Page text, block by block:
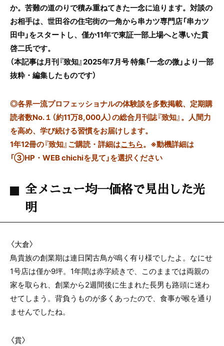
か。苦難の道のりで積み重ねてきた一念に迫ります。対談の
お相手は、世田谷の住宅街の一角から串カツ専門店「串カツ
田中」をスタートし、僅か11年で東証一部上場へと導いた貫
啓二氏です。
（本記事は月刊『致知』2025年7月号 特集「一念の微」より一部
抜粋・編集したものです）
◎各界一流プロフェッショナルの体験談を多数掲載、定期購
読者数No.１（約11万8,000人）の総合月刊誌『致知』。人間力
を高め、学び続ける習慣をお届けします。
1年12冊の『致知』ご購読・詳細はこちら。 ※動機詳細は
「③HP・WEB chichiを見て」を選択ください
全メニュー均一価格で見出した光
明
〈大倉〉
鳥貴族の創業期は連日閑古鳥が鳴く有り様でしたよ。なにせ
1号店は僅か9坪。1年間は赤字続きで、このままでは両親の
家を取られ、創業から2週間後に生まれた長男も路頭に迷わ
せてしまう。背負うものが多くあったので、食事が喉を通り
ませんでしたね。
〈貫〉